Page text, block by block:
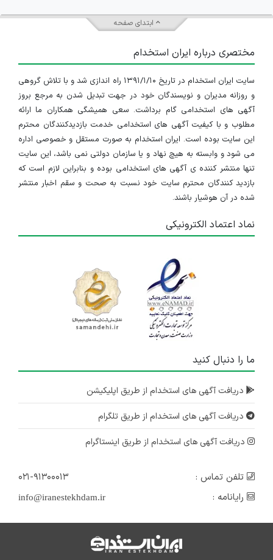
ابتدای صفحه
مختصری درباره ایران استخدام
سایت ایران استخدام در تاریخ ۱۳۹۱/۱/۱۰ راه اندازی شد و با تلاش گروهی
و روزانه مدیران و نویسندگان خود در جهت تبدیل شدن به مرجع بروز
آگهی های استخدامی گام برداشت. سعی همیشگی همکاران ما ارائه
مطلوب و با کیفیت آگهی های استخدامی خدمت بازدیدکنندگان محترم
این سایت بوده است. ایران استخدام به صورت مستقل و خصوصی اداره
می شود و وابسته به هیچ نهاد و یا سازمان دولتی نمی باشد، این سایت
تنها منتشر کننده ی آگهی های استخدامی بوده و بنابراین لازم است که
بازدید کنندگان محترم سایت خود نسبت به صحت و سقم اخبار منتشر
شده در آن هوشیار باشند.
نماد اعتماد الکترونیکی
ما را دنبال کنید
دریافت آگهی های استخدام از طریق اپلیکیشن
دریافت آگهی های استخدام از طریق تلگرام
دریافت آگهی های استخدام از طریق اینستاگرام
تلفن تماس :
۰۲۱-۹۱۳۰۰۰۱۳
رایانامه :
info@iranestekhdam.ir